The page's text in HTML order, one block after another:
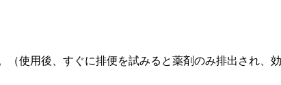
使用後、すぐに排便を試みると薬剤のみ排出され、